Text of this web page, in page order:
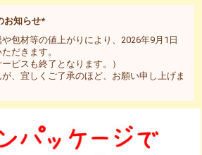
お知らせ*
包材等の値上がりにより、2026年9月1日
だきます。
ビスも終了となります。）
、宜しくご了承のほど、お願い申し上げま